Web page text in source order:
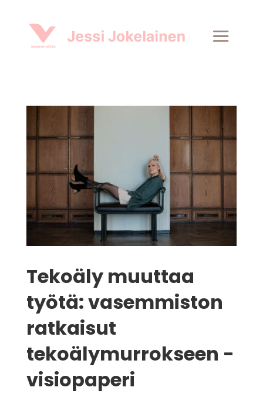
Tekoäly muuttaa
työtä: vasemmiston
ratkaisut
tekoälymurrokseen -
visiopaperi